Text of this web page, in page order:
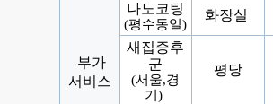
부가
서비스
나노코팅
(평수동일)
화장실
새집증후
군
(서울,경
기)
평당